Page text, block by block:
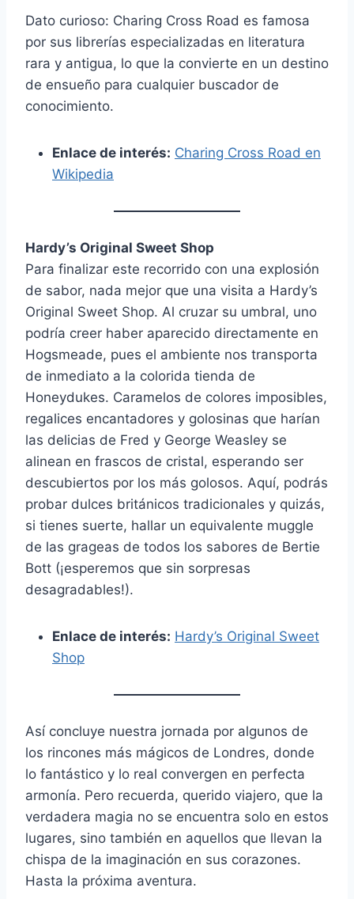
Dato curioso: Charing Cross Road es famosa
por sus librerías especializadas en literatura
rara y antigua, lo que la convierte en un destino
de ensueño para cualquier buscador de
conocimiento.
Enlace de interés: Charing Cross Road en
Wikipedia
Hardy’s Original Sweet Shop
Para finalizar este recorrido con una explosión
de sabor, nada mejor que una visita a Hardy’s
Original Sweet Shop. Al cruzar su umbral, uno
podría creer haber aparecido directamente en
Hogsmeade, pues el ambiente nos transporta
de inmediato a la colorida tienda de
Honeydukes. Caramelos de colores imposibles,
regalices encantadores y golosinas que harían
las delicias de Fred y George Weasley se
alinean en frascos de cristal, esperando ser
descubiertos por los más golosos. Aquí, podrás
probar dulces británicos tradicionales y quizás,
si tienes suerte, hallar un equivalente muggle
de las grageas de todos los sabores de Bertie
Bott (¡esperemos que sin sorpresas
desagradables!).
Enlace de interés: Hardy’s Original Sweet
Shop
Así concluye nuestra jornada por algunos de
los rincones más mágicos de Londres, donde
lo fantástico y lo real convergen en perfecta
armonía. Pero recuerda, querido viajero, que la
verdadera magia no se encuentra solo en estos
lugares, sino también en aquellos que llevan la
chispa de la imaginación en sus corazones.
Hasta la próxima aventura.